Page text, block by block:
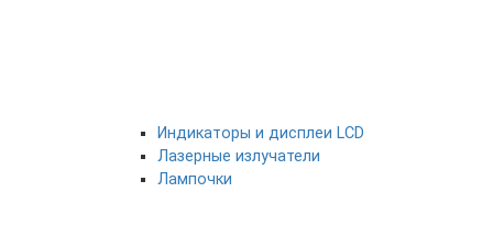
Индикаторы и дисплеи LCD
Лазерные излучатели
Лампочки